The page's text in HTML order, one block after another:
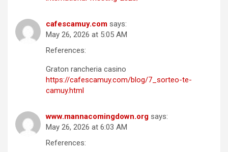
cafescamuy.com says:
May 26, 2026 at 5:05 AM
References:
Graton rancheria casino
https://cafescamuy.com/blog/7_sorteo-te-
camuy.html
www.mannacomingdown.org says:
May 26, 2026 at 6:03 AM
References: